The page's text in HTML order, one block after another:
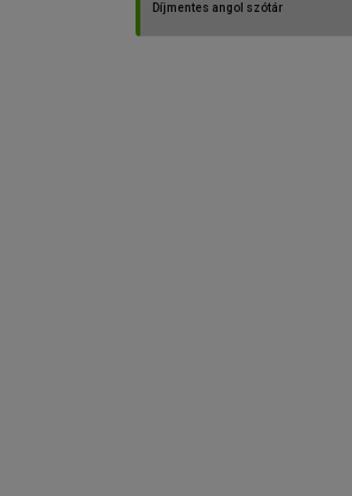
Díjmentes angol szótár